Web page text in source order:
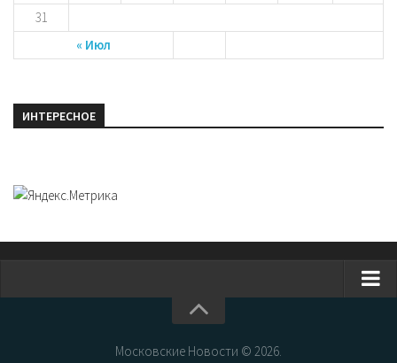
« Июл
31
ИНТЕРЕСНОЕ
Новости МосквыМосковские Новости © 2026.